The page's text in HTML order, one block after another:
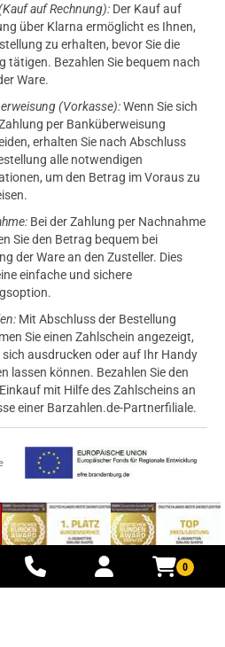
0
auf Rechnung): Der Kauf auf
über Klarna ermöglicht es Ihnen,
zu erhalten, bevor Sie die
tätigen. Bezahlen Sie bequem nach
Ware.
(Vorkasse):Wenn Sie sich
per Banküberweisung
erhalten Sie nach Abschluss
alle notwendigen
um den Betrag im Voraus zu
Bei der Zahlung per Nachnahme
Sie den Betrag bequem bei
der Ware an den Zusteller. Dies
einfache und sichere
Mit Abschluss der Bestellung
Sie einen Zahlschein angezeigt,
sich ausdrucken oder auf Ihr Handy
lassen können. Bezahlen Sie den
mit Hilfe des Zahlscheins an
einer Barzahlen.de-Partnerfiliale.
PB-ViGoods GmbH